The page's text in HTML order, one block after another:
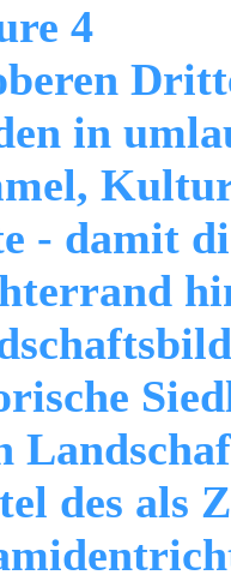
4
in
- damit
des als